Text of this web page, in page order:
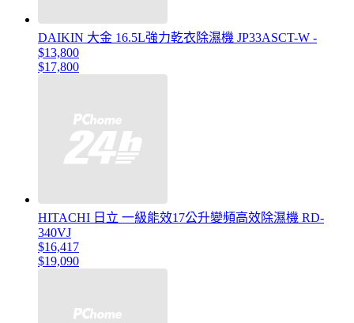
DAIKIN 大金 16.5L強力乾衣除濕機 JP33ASCT-W -
$13,800
$17,800
HITACHI 日立 一級能效17公升變頻高效除濕機 RD-
340VJ
$16,417
$19,090